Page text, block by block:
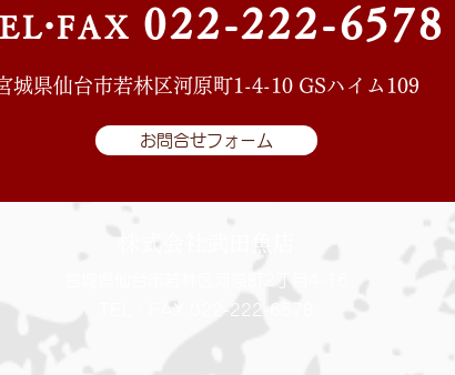
L・FAX 022-222-6578
城県仙台市若林区河原町1-4-10 GSハイム109
お問合せフォーム
株式会社武田魚店
TEL・FAX 022-222-6578